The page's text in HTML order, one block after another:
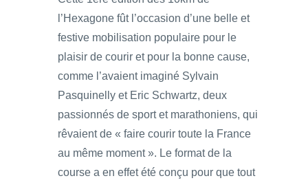
l’Hexagone fût l’occasion d’une belle et
festive mobilisation populaire pour le
plaisir de courir et pour la bonne cause,
comme l’avaient imaginé Sylvain
Pasquinelly et Eric Schwartz, deux
passionnés de sport et marathoniens, qui
rêvaient de « faire courir toute la France
au même moment ». Le format de la
course a en effet été conçu pour que tout